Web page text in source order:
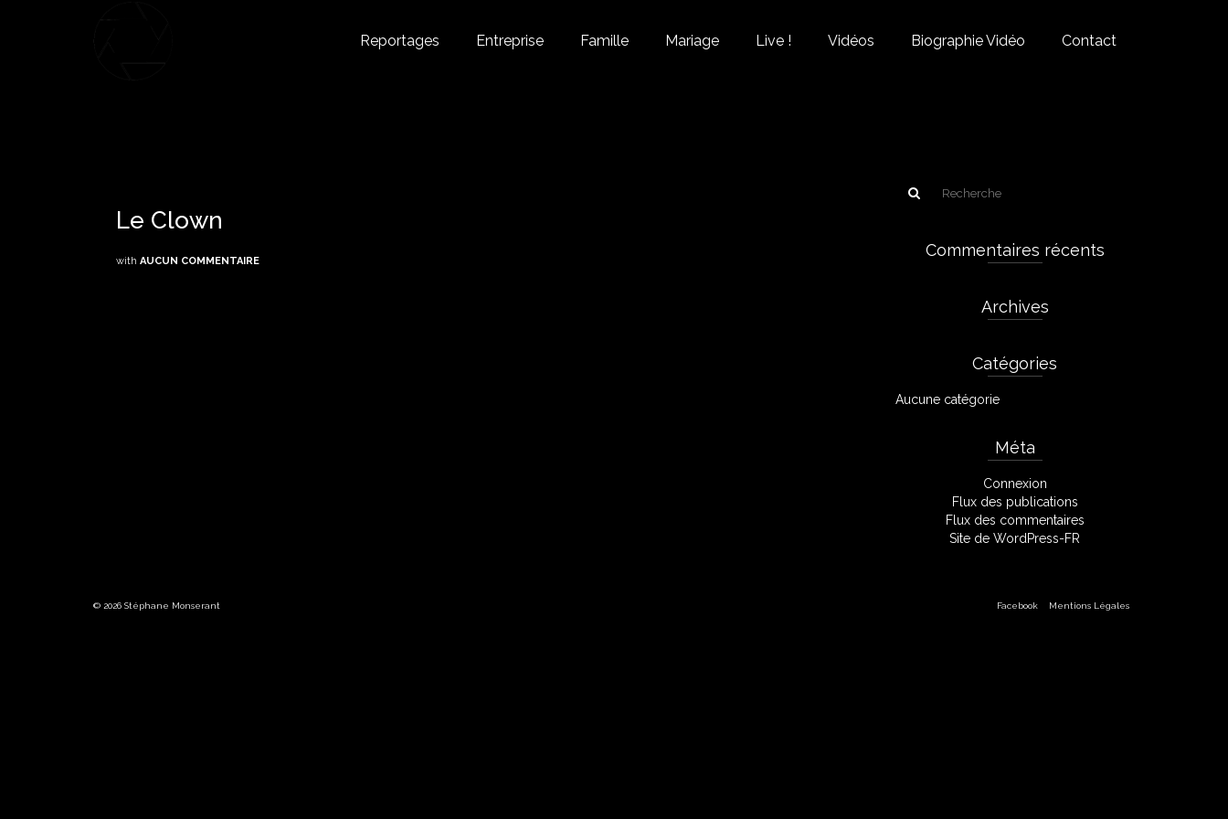
Reportages Entreprise Famille Mariage Live ! Vidéos Biographie Vidéo Contact
Le Clown
with AUCUN COMMENTAIRE
Commentaires récents
Archives
Catégories
Aucune catégorie
Méta
Connexion
Flux des publications
Flux des commentaires
Site de WordPress-FR
Facebook Mentions Légales
© 2026 Stéphane Monserant